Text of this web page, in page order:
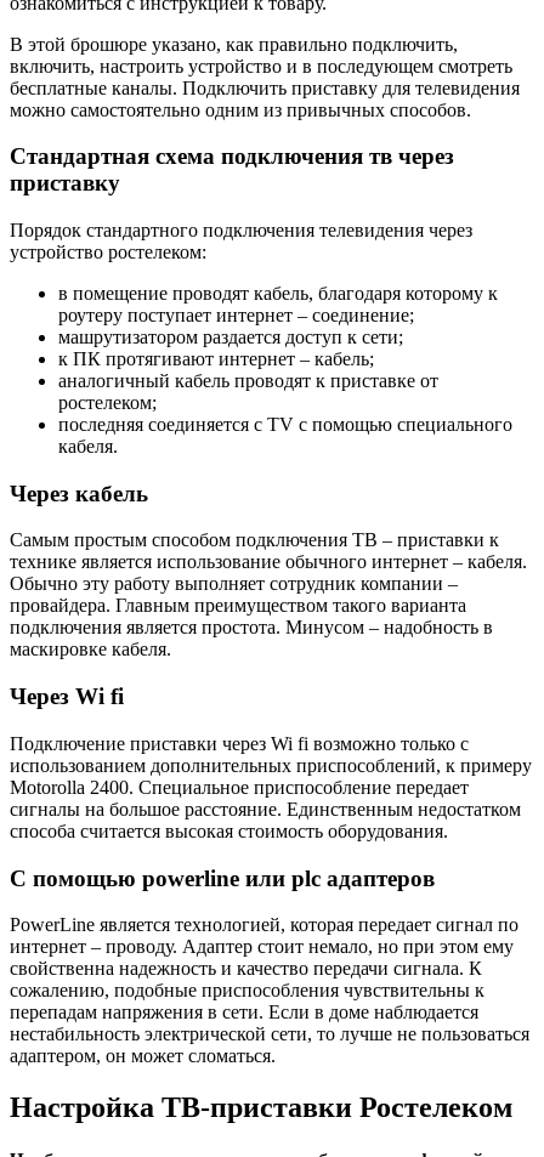
В этой брошюре указано, как правильно подключить,
включить, настроить устройство и в последующем смотреть
бесплатные каналы. Подключить приставку для телевидения
можно самостоятельно одним из привычных способов.
Стандартная схема подключения тв через
приставку
Порядок стандартного подключения телевидения через
устройство ростелеком:
в помещение проводят кабель, благодаря которому к
роутеру поступает интернет – соединение;
машрутизатором раздается доступ к сети;
к ПК протягивают интернет – кабель;
аналогичный кабель проводят к приставке от
ростелеком;
последняя соединяется с ТV с помощью специального
кабеля.
Через кабель
Самым простым способом подключения ТВ – приставки к
технике является использование обычного интернет – кабеля.
Обычно эту работу выполняет сотрудник компании –
провайдера. Главным преимуществом такого варианта
подключения является простота. Минусом – надобность в
маскировке кабеля.
Через Wi fi
Подключение приставки через Wi fi возможно только с
использованием дополнительных приспособлений, к примеру
Motorolla 2400. Специальное приспособление передает
сигналы на большое расстояние. Единственным недостатком
способа считается высокая стоимость оборудования.
С помощью powerline или plc адаптеров
PowerLine является технологией, которая передает сигнал по
интернет – проводу. Адаптер стоит немало, но при этом ему
свойственна надежность и качество передачи сигнала. К
сожалению, подобные приспособления чувствительны к
перепадам напряжения в сети. Если в доме наблюдается
нестабильность электрической сети, то лучше не пользоваться
адаптером, он может сломаться.
Настройка ТВ-приставки Ростелеком